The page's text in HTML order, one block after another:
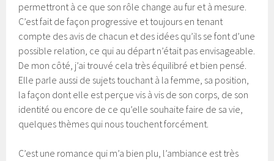
permettront à ce que son rôle change au fur et à mesure.
C’est fait de façon progressive et toujours en tenant
compte des avis de chacun et des idées qu’ils se font d’une
possible relation, ce qui au départ n’était pas envisageable.
De mon côté, j’ai trouvé cela très équilibré et bien pensé.
Elle parle aussi de sujets touchant à la femme, sa position,
la façon dont elle est perçue vis à vis de son corps, de son
identité ou encore de ce qu’elle souhaite faire de sa vie,
quelques thèmes qui nous touchent forcément.
C’est une romance qui m’a bien plu, l’ambiance est très